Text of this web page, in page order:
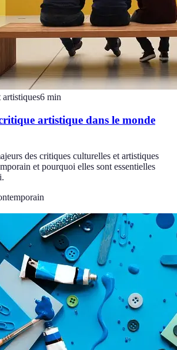
6 min
artistique dans le monde
des critiques culturelles et artistiques
et pourquoi elles sont essentielles